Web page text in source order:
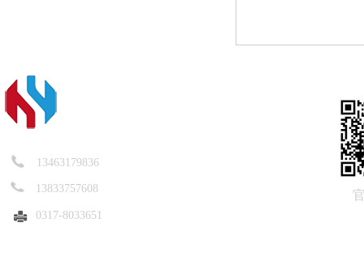
13463179836
13833757608
0317-8033651